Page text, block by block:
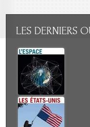
LES DERNIERS